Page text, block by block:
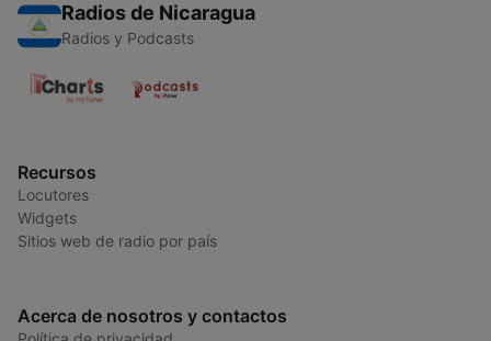
Radios de Nicaragua
Radios y Podcasts
Recursos
Locutores
Widgets
Sitios web de radio por país
Acerca de nosotros y contactos